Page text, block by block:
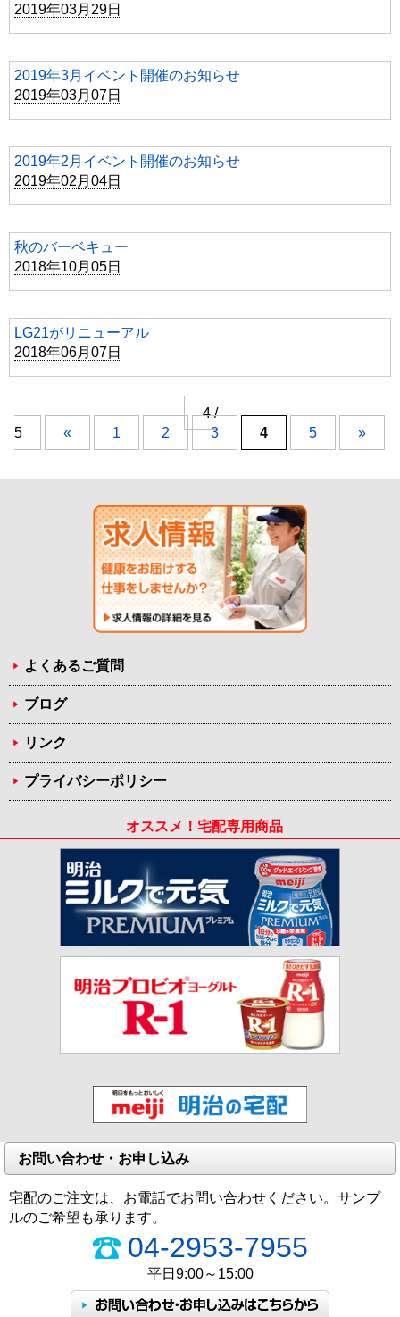
2019年03月29日
2019年3月イベント開催のお知らせ
2019年03月07日
2019年2月イベント開催のお知らせ
2019年02月04日
秋のバーベキュー
2018年10月05日
LG21がリニューアル
2018年06月07日
4 /
5
« 1 2 3 4 5 »
よくあるご質問
ブログ
リンク
プライバシーポリシー
オススメ！宅配専用商品
お問い合わせ・お申し込み
宅配のご注文は、お電話でお問い合わせください。サンプ
ルのご希望も承ります。
04-2953-7955
平日9:00～15:00